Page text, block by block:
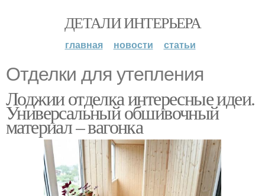
ДЕТАЛИ ИНТЕРЬЕРА
главная новости статьи
Отделки для утепления
Лоджии отделка интересные идеи.
Универсальный обшивочный
материал – вагонка